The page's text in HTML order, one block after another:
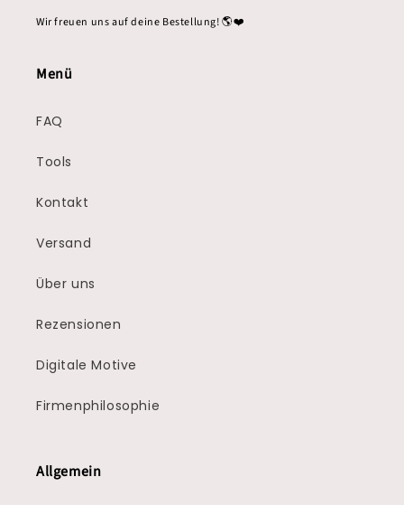
Wir freuen uns auf deine Bestellung! 🌎❤️
Menü
FAQ
Tools
Kontakt
Versand
Über uns
Rezensionen
Digitale Motive
Firmenphilosophie
Allgemein